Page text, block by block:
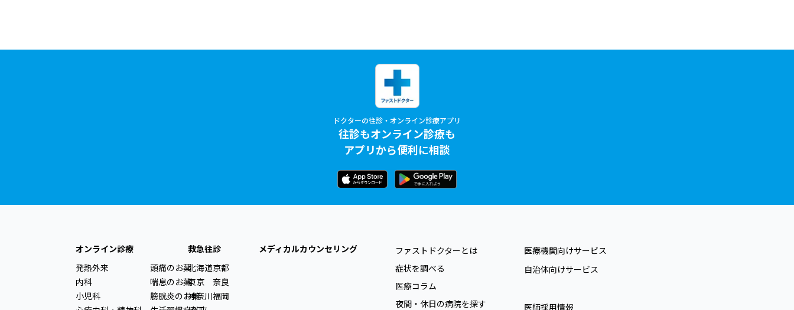
ドクターの往診・オンライン診療アプリ
往診もオンライン診療も
アプリから便利に相談
オンライン診療
発熱外来
内科
小児科
頭痛のお薬
喘息のお薬
膀胱炎のお薬
救急往診
北海道
東京
神奈川
京都
奈良
福岡
メディカルカウンセリング
ファストドクターとは
症状を調べる
医療コラム
夜間・休日の病院を探す
医療機関向けサービス
自治体向けサービス
医師採用情報